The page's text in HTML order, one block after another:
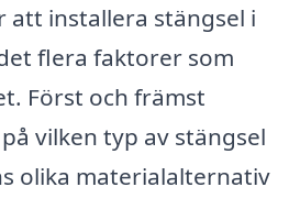
att installera stängsel i
flera faktorer som
Först och främst
vilken typ av stängsel
olika materialalternativ